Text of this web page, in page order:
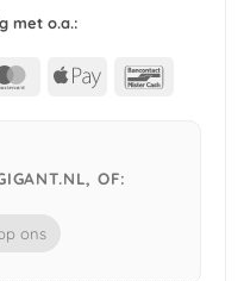
met o.a.:
MasterCard
Apple
OF:
ons